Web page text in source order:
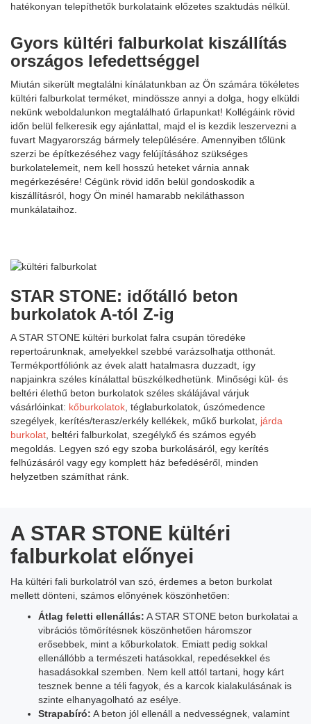
hatékonyan telepíthetők burkolataink előzetes szaktudás nélkül.
Gyors kültéri falburkolat kiszállítás
országos lefedettséggel
Miután sikerült megtalálni kínálatunkban az Ön számára tökéletes
kültéri falburkolat terméket, mindössze annyi a dolga, hogy elküldi
nekünk weboldalunkon megtalálható űrlapunkat! Kollégáink rövid
időn belül felkeresik egy ajánlattal, majd el is kezdik leszervezni a
fuvart Magyarország bármely településére. Amennyiben tőlünk
szerzi be építkezéséhez vagy felújításához szükséges
burkolatelemeit, nem kell hosszú heteket várnia annak
megérkezésére! Cégünk rövid időn belül gondoskodik a
kiszállításról, hogy Ön minél hamarabb nekiláthasson
munkálataihoz.
STAR STONE: időtálló beton
burkolatok A-tól Z-ig
A STAR STONE kültéri burkolat falra csupán töredéke
repertoárunknak, amelyekkel szebbé varázsolhatja otthonát.
Termékportfóliónk az évek alatt hatalmasra duzzadt, így
napjainkra széles kínálattal büszkélkedhetünk. Minőségi kül- és
beltéri élethű beton burkolatok széles skálájával várjuk
vásárlóinkat: kőburkolatok , téglaburkolatok, úszómedence
szegélyek, kerítés/terasz/erkély kellékek, műkő burkolat, járda
burkolat , beltéri falburkolat, szegélykő és számos egyéb
megoldás. Legyen szó egy szoba burkolásáról, egy kerítés
felhúzásáról vagy egy komplett ház befedéséről, minden
helyzetben számíthat ránk.
A STAR STONE kültéri
falburkolat előnyei
Ha kültéri fali burkolatról van szó, érdemes a beton burkolat
mellett dönteni, számos előnyének köszönhetően:
Átlag feletti ellenállás: A STAR STONE beton burkolatai a
vibrációs tömörítésnek köszönhetően háromszor
erősebbek, mint a kőburkolatok. Emiatt pedig sokkal
ellenállóbb a természeti hatásokkal, repedésekkel és
hasadásokkal szemben. Nem kell attól tartani, hogy kárt
tesznek benne a téli fagyok, és a karcok kialakulásának is
szinte elhanyagolható az esélye.
Strapabíró: A beton jól ellenáll a nedvességnek, valamint